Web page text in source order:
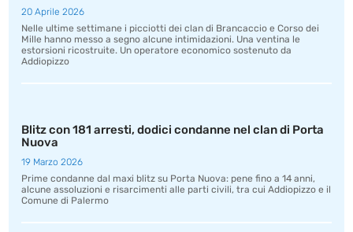
20 Aprile 2026
Nelle ultime settimane i picciotti dei clan di Brancaccio e Corso dei
Mille hanno messo a segno alcune intimidazioni. Una ventina le
estorsioni ricostruite. Un operatore economico sostenuto da
Addiopizzo
Blitz con 181 arresti, dodici condanne nel clan di Porta
Nuova
19 Marzo 2026
Prime condanne dal maxi blitz su Porta Nuova: pene fino a 14 anni,
alcune assoluzioni e risarcimenti alle parti civili, tra cui Addiopizzo e il
Comune di Palermo